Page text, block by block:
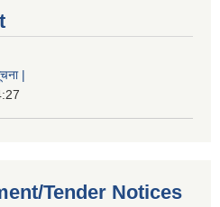
|
Tender Notices